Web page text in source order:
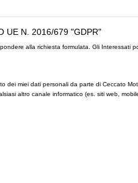
UE N. 2016/679 "GDPR"
alla richiesta formulata. Gli Interessati
dei miei dati personali da parte di Ceccato
altro canale informatico (es. siti web,